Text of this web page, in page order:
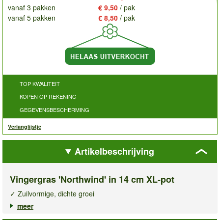
vanaf 3 pakken € 9,50 / pak
vanaf 5 pakken
€ 8,50 / pak
TOP KWALITEIT
KOPEN OP REKENING
GEGEVENSBESCHERMING
Verlanglijstje
Artikelbeschrijving
Vingergras 'Northwind' in 14 cm XL-pot
✓ Zuilvormige, dichte groei
✓ Blikvanger in de tuin, op het balkon & terras
meer